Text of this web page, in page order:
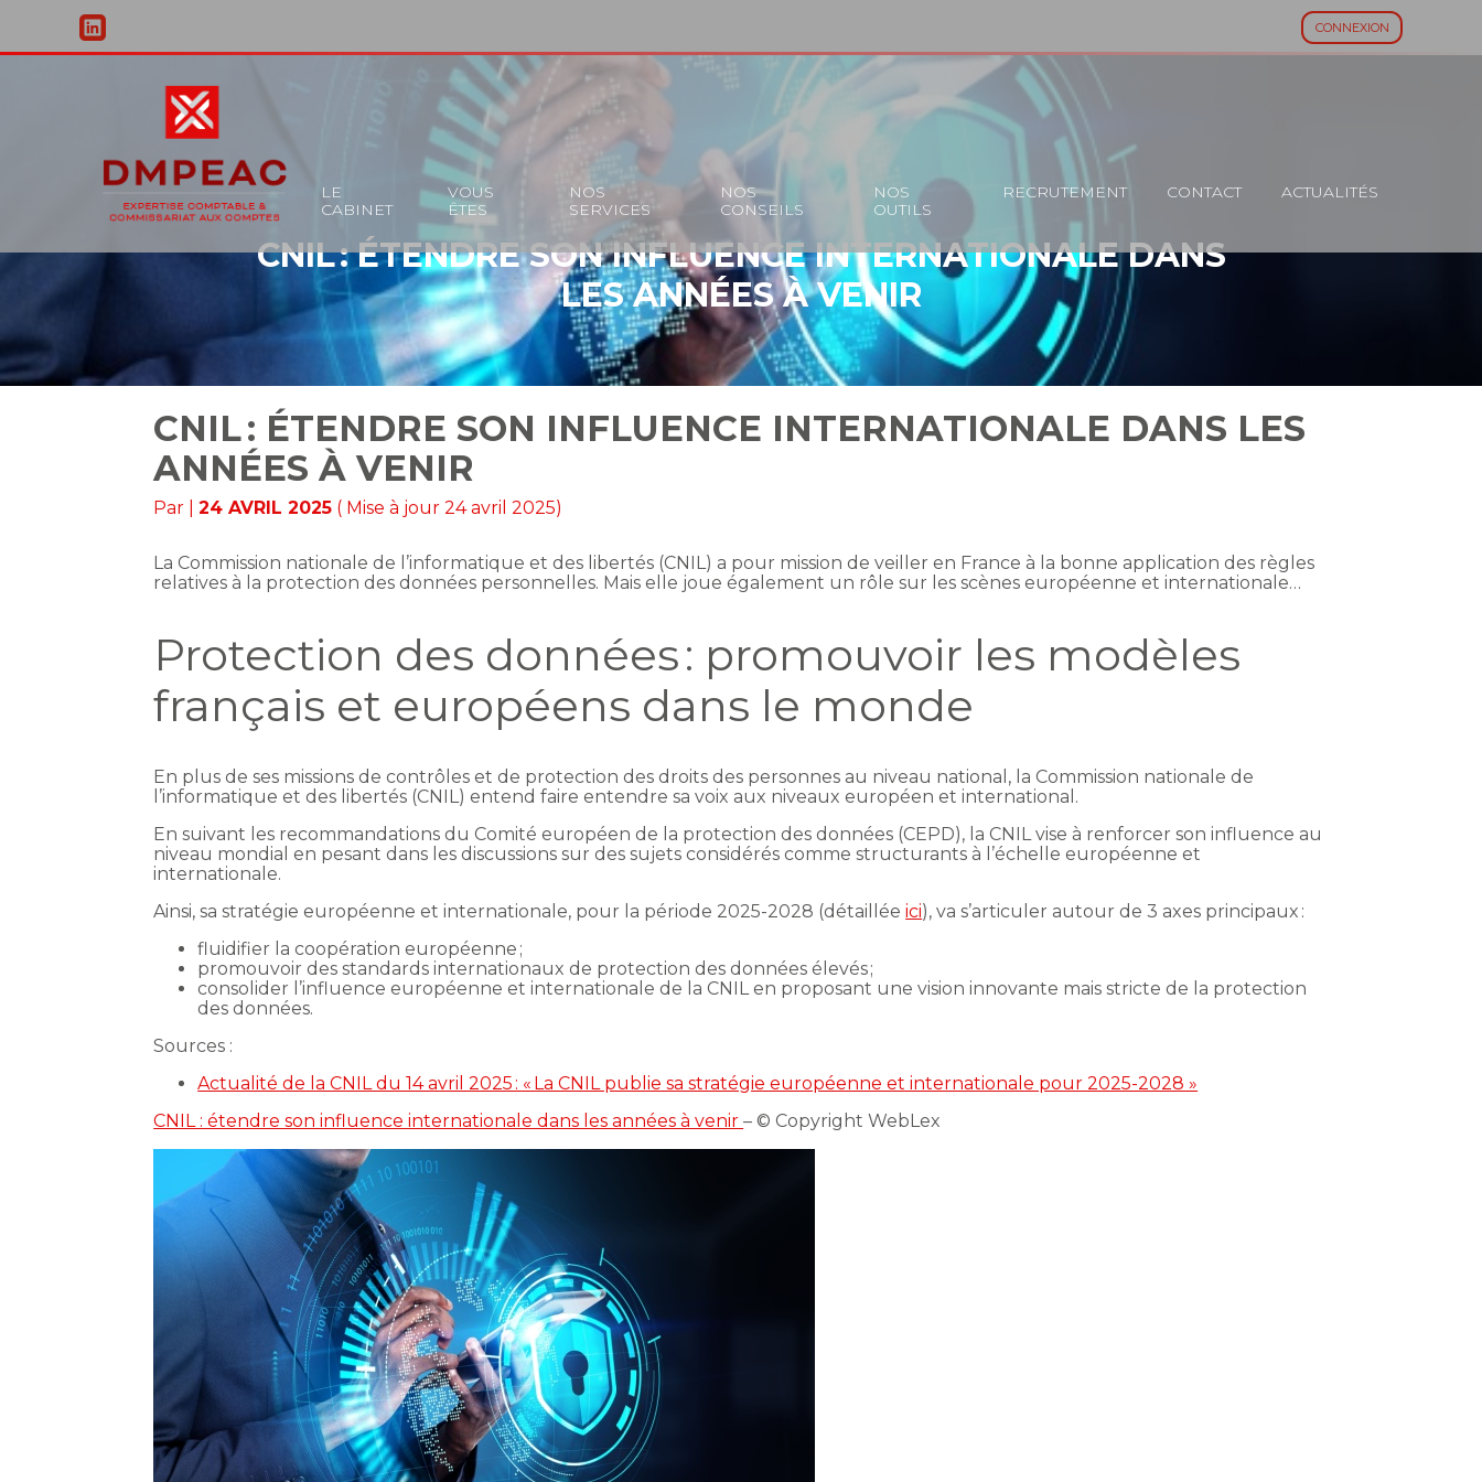
CONNEXION
au
Principal
LE
CABINET
VOUS
ÊTES
NOS
SERVICES
NOS
CONSEILS
NOS
OUTILS
RECRUTEMENT CONTACT ACTUALITÉS
CNIL : ÉTENDRE SON INFLUENCE INTERNATIONALE DANS
LES ANNÉES À VENIR
CNIL : ÉTENDRE SON INFLUENCE INTERNATIONALE DANS LES
ANNÉES À VENIR
Par |24 AVRIL 2025 ( Mise à jour 24 avril 2025)
La Commission nationale de l’informatique et des libertés (CNIL) a pour mission de veiller en France à la bonne application des règles
relatives à la protection des données personnelles. Mais elle joue également un rôle sur les scènes européenne et internationale…
Protection des données : promouvoir les modèles
français et européens dans le monde
En plus de ses missions de contrôles et de protection des droits des personnes au niveau national, la Commission nationale de
l’informatique et des libertés (CNIL) entend faire entendre sa voix aux niveaux européen et international.
En suivant les recommandations du Comité européen de la protection des données (CEPD), la CNIL vise à renforcer son influence au
niveau mondial en pesant dans les discussions sur des sujets considérés comme structurants à l’échelle européenne et
internationale.
Ainsi, sa stratégie européenne et internationale, pour la période 2025-2028 (détailléeici), va s’articuler autour de 3 axes principaux :
fluidifier la coopération européenne ;
promouvoir des standards internationaux de protection des données élevés ;
consolider l’influence européenne et internationale de la CNIL en proposant une vision innovante mais stricte de la protection
des données.
Sources :
Actualité de la CNIL du 14 avril 2025 : « La CNIL publie sa stratégie européenne et internationale pour 2025-2028 »
CNIL : étendre son influence internationale dans les années à venir– © Copyright WebLex